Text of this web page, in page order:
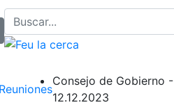
Reuniones
Consejo de Gobierno -
12.12.2023